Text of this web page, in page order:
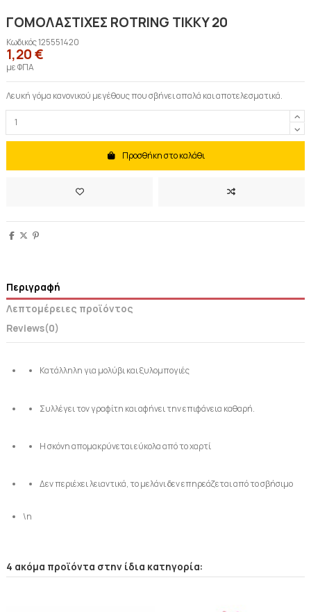
ΓΟΜΟΛΑΣΤΙΧΕΣ ROTRING TIKKY 20
Κωδικός125551420
1,20 €
με ΦΠΑ
Λευκή γόμα κανονικού μεγέθους που σβήνει απαλά και αποτελεσματικά.
Προσθήκη στο καλάθι
Περιγραφή
Λεπτομέρειες προϊόντος
Reviews(0)
Κατάλληλη για μολύβι και ξυλομπογιές
Συλλέγει τον γραφίτη και αφήνει την επιφάνεια καθαρή.
Η σκόνη απομακρύνεται εύκολα από το χαρτί
Δεν περιέχει λειαντικά, το μελάνι δεν επηρεάζεται από το σβήσιμο
\n
4 ακόμα προϊόντα στην ίδια κατηγορία: